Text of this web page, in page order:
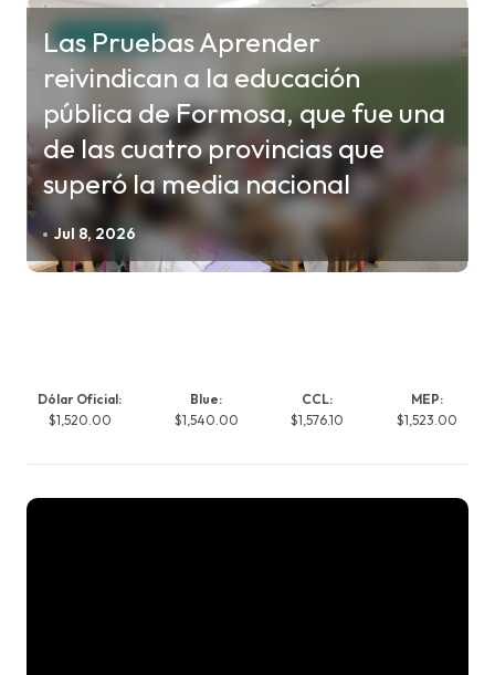
EDUCACIÓN
Las Pruebas Aprender
reivindican a la educación
pública de Formosa, que fue una
de las cuatro provincias que
superó la media nacional
Jul 8, 2026
Dólar Oficial:
$1,520.00
Blue:
$1,540.00
CCL:
$1,576.10
MEP:
$1,523.00